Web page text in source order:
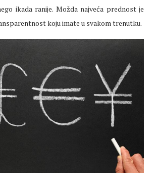
ikada ranije. Možda najveća prednost je
koju imate u svakom trenutku.